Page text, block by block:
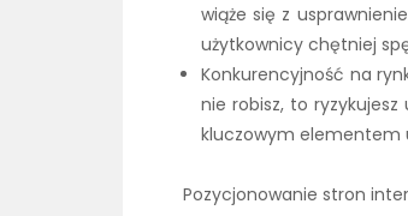
wiąże się z
użytkownicy chętniej
Konkurencyjność na
nie robisz, to
kluczowym elementem
Pozycjonowanie stron